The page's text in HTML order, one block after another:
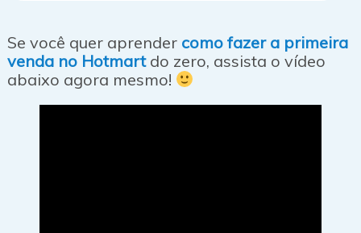
Se você quer aprender como fazer a primeira
venda no Hotmartdo zero, assista o vídeo
abaixo agora mesmo!